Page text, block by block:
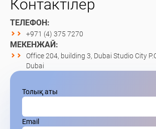
Контактілер
ТЕЛЕФОН:
+971 (4) 375 7270
МЕКЕНЖАЙ:
Office 204, building 3, Dubai Studio City
Dubai
Толық аты
Email